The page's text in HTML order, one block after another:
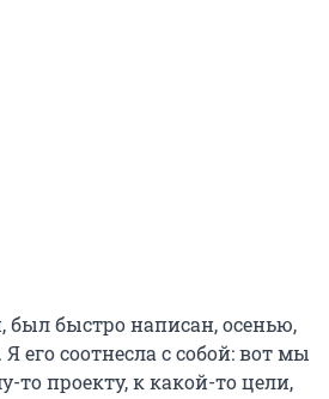
был быстро написан, осенью,
его соотнесла с собой: вот мы
то проекту, к какой-то цели,